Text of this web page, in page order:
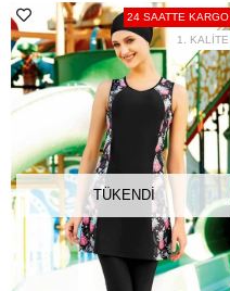
TÜKENDI
24 SAATTE KARGO
1. KALİTE